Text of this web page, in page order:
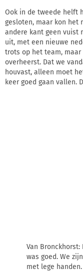
Ook in de tweede helft
gesloten, maar kon het
andere kant geen vuist
uit, met een nieuwe
trots op het team,
overheerst. Dat we
houvast, alleen moet
keer goed gaan vallen.
Van
was goed. We
met lege handen.